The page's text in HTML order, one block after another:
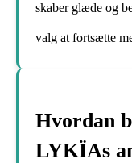
skaber glæde og
valg at fortsætte
Hvordan
LYKÏAs